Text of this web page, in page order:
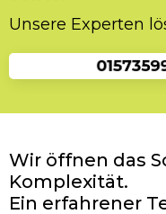
Unsere Experten
Wir öffnen das
Komplexität.
Ein erfahrener